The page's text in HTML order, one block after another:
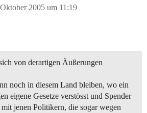
2005 um 11:19
von derartigen Äußerungen
noch in diesem Land bleiben, wo ein
eigene Gesetze verstösst und Spender
jenen Politikern, die sogar wegen